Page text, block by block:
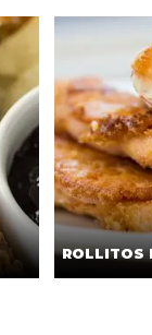
ROLLITOS